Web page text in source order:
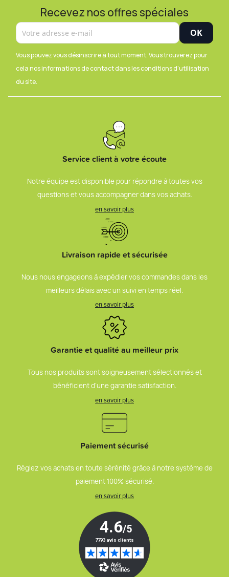
Recevez nos offres spéciales
Vous pouvez vous désinscrire à tout moment. Vous trouverez pour
cela nos informations de contact dans les conditions d'utilisation
du site.
Service client à votre écoute
Notre équipe est disponible pour répondre à toutes vos
questions et vous accompagner dans vos achats.
en savoir plus
Livraison rapide et sécurisée
Nous nous engageons à expédier vos commandes dans les
meilleurs délais avec un suivi en temps réel.
en savoir plus
Garantie et qualité au meilleur prix
Tous nos produits sont soigneusement sélectionnés et
bénéficient d’une garantie satisfaction.
en savoir plus
Paiement sécurisé
Réglez vos achats en toute sérénité grâce à notre système de
paiement 100% sécurisé.
en savoir plus